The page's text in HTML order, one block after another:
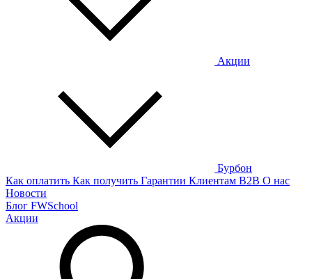
Акции
Бурбон
Как оплатить Как получить Гарантии Клиентам B2B О нас
Новости
Блог FWSchool
Акции